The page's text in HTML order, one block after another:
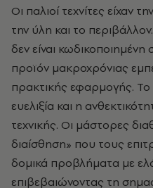
Οι παλιοί τεχνίτες είχαν
την ύλη και το
δεν είναι κωδικοποιημένη
προϊόν μακροχρόνιας
πρακτικής εφαρμογής. Το
ευελιξία και η
τεχνικής. Οι μάστορες
διαίσθηση» που τους
δομικά προβλήματα με
επιβεβαιώνοντας τη